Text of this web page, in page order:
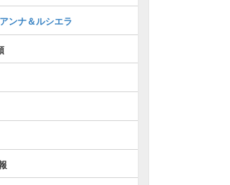
ンナ＆ルシエラ